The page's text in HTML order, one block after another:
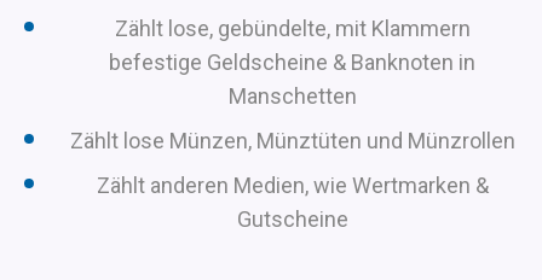
Zählt lose, gebündelte, mit Klammern
befestige Geldscheine & Banknoten in
Manschetten
Zählt lose Münzen, Münztüten und Münzrollen
Zählt anderen Medien, wie Wertmarken &
Gutscheine